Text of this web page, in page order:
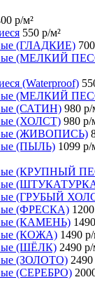
р/м²
550 р/м²
(ГЛАДКИЕ) 700
(МЕЛКИЙ
(Waterproof)
(МЕЛКИЙ
(САТИН) 980 р/
(ХОЛСТ) 980 р/
(ЖИВОПИСЬ)
(ПЫЛЬ) 1099 р/
(КРУПНЫЙ
(ГРУБЫЙ
(ФРЕСКА) 1200
(КАМЕНЬ) 1490
(КОЖА) 1490
(ШЁЛК) 2490 р/
(ЗОЛОТО) 2490
(СЕРЕБРО)